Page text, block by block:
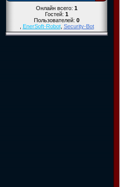
Онлайн всего:1
Гостей:1
Пользователей:0
,EnerSoft-Robot,Security-Bot